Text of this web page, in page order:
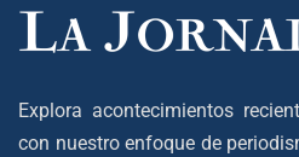
Explora acontecimientos
con nuestro enfoque de